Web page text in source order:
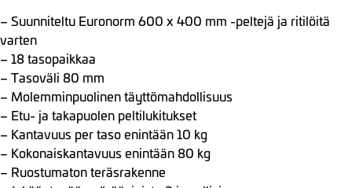
– Suunniteltu Euronorm 600 x 400 mm -peltejä ja ritilöitä
varten
– 18 tasopaikkaa
– Tasoväli 80 mm
– Molemminpuolinen täyttömahdollisuus
– Etu- ja takapuolen peltilukitukset
– Kantavuus per taso enintään 10 kg
– Kokonaiskantavuus enintään 80 kg
– Ruostumaton teräsrakenne